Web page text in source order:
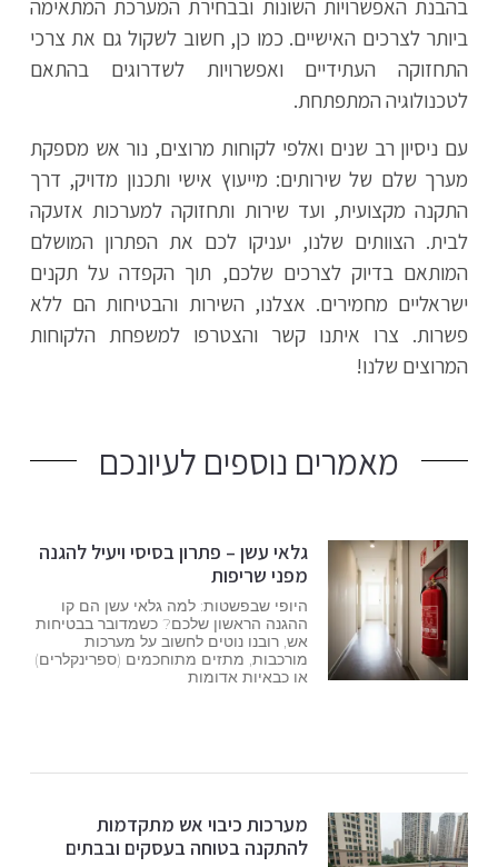
בהבנת האפשרויות השונות ובבחירת המערכת המתאימה
ביותר לצרכים האישיים. כמו כן, חשוב לשקול גם את צרכי
התחזוקה העתידיים ואפשרויות לשדרוגים בהתאם
לטכנולוגיה המתפתחת.
עם ניסיון רב שנים ואלפי לקוחות מרוצים, נור אש מספקת
מערך שלם של שירותים: מייעוץ אישי ותכנון מדויק, דרך
התקנה מקצועית, ועד שירות ותחזוקה למערכות אזעקה
לבית. הצוותים שלנו, יעניקו לכם את הפתרון המושלם
המותאם בדיוק לצרכים שלכם, תוך הקפדה על תקנים
ישראליים מחמירים. אצלנו, השירות והבטיחות הם ללא
פשרות. צרו איתנו קשר והצטרפו למשפחת הלקוחות
המרוצים שלנו!
מאמרים נוספים לעיונכם
גלאי עשן – פתרון בסיסי ויעיל להגנה
מפני שריפות
היופי שבפשטות: למה גלאי עשן הם קו
ההגנה הראשון שלכם? כשמדובר בבטיחות
אש, רובנו נוטים לחשוב על מערכות
מורכבות, מתזים מתוחכמים (ספרינקלרים)
או כבאיות אדומות
מערכות כיבוי אש מתקדמות
להתקנה בטוחה בעסקים ובבתים